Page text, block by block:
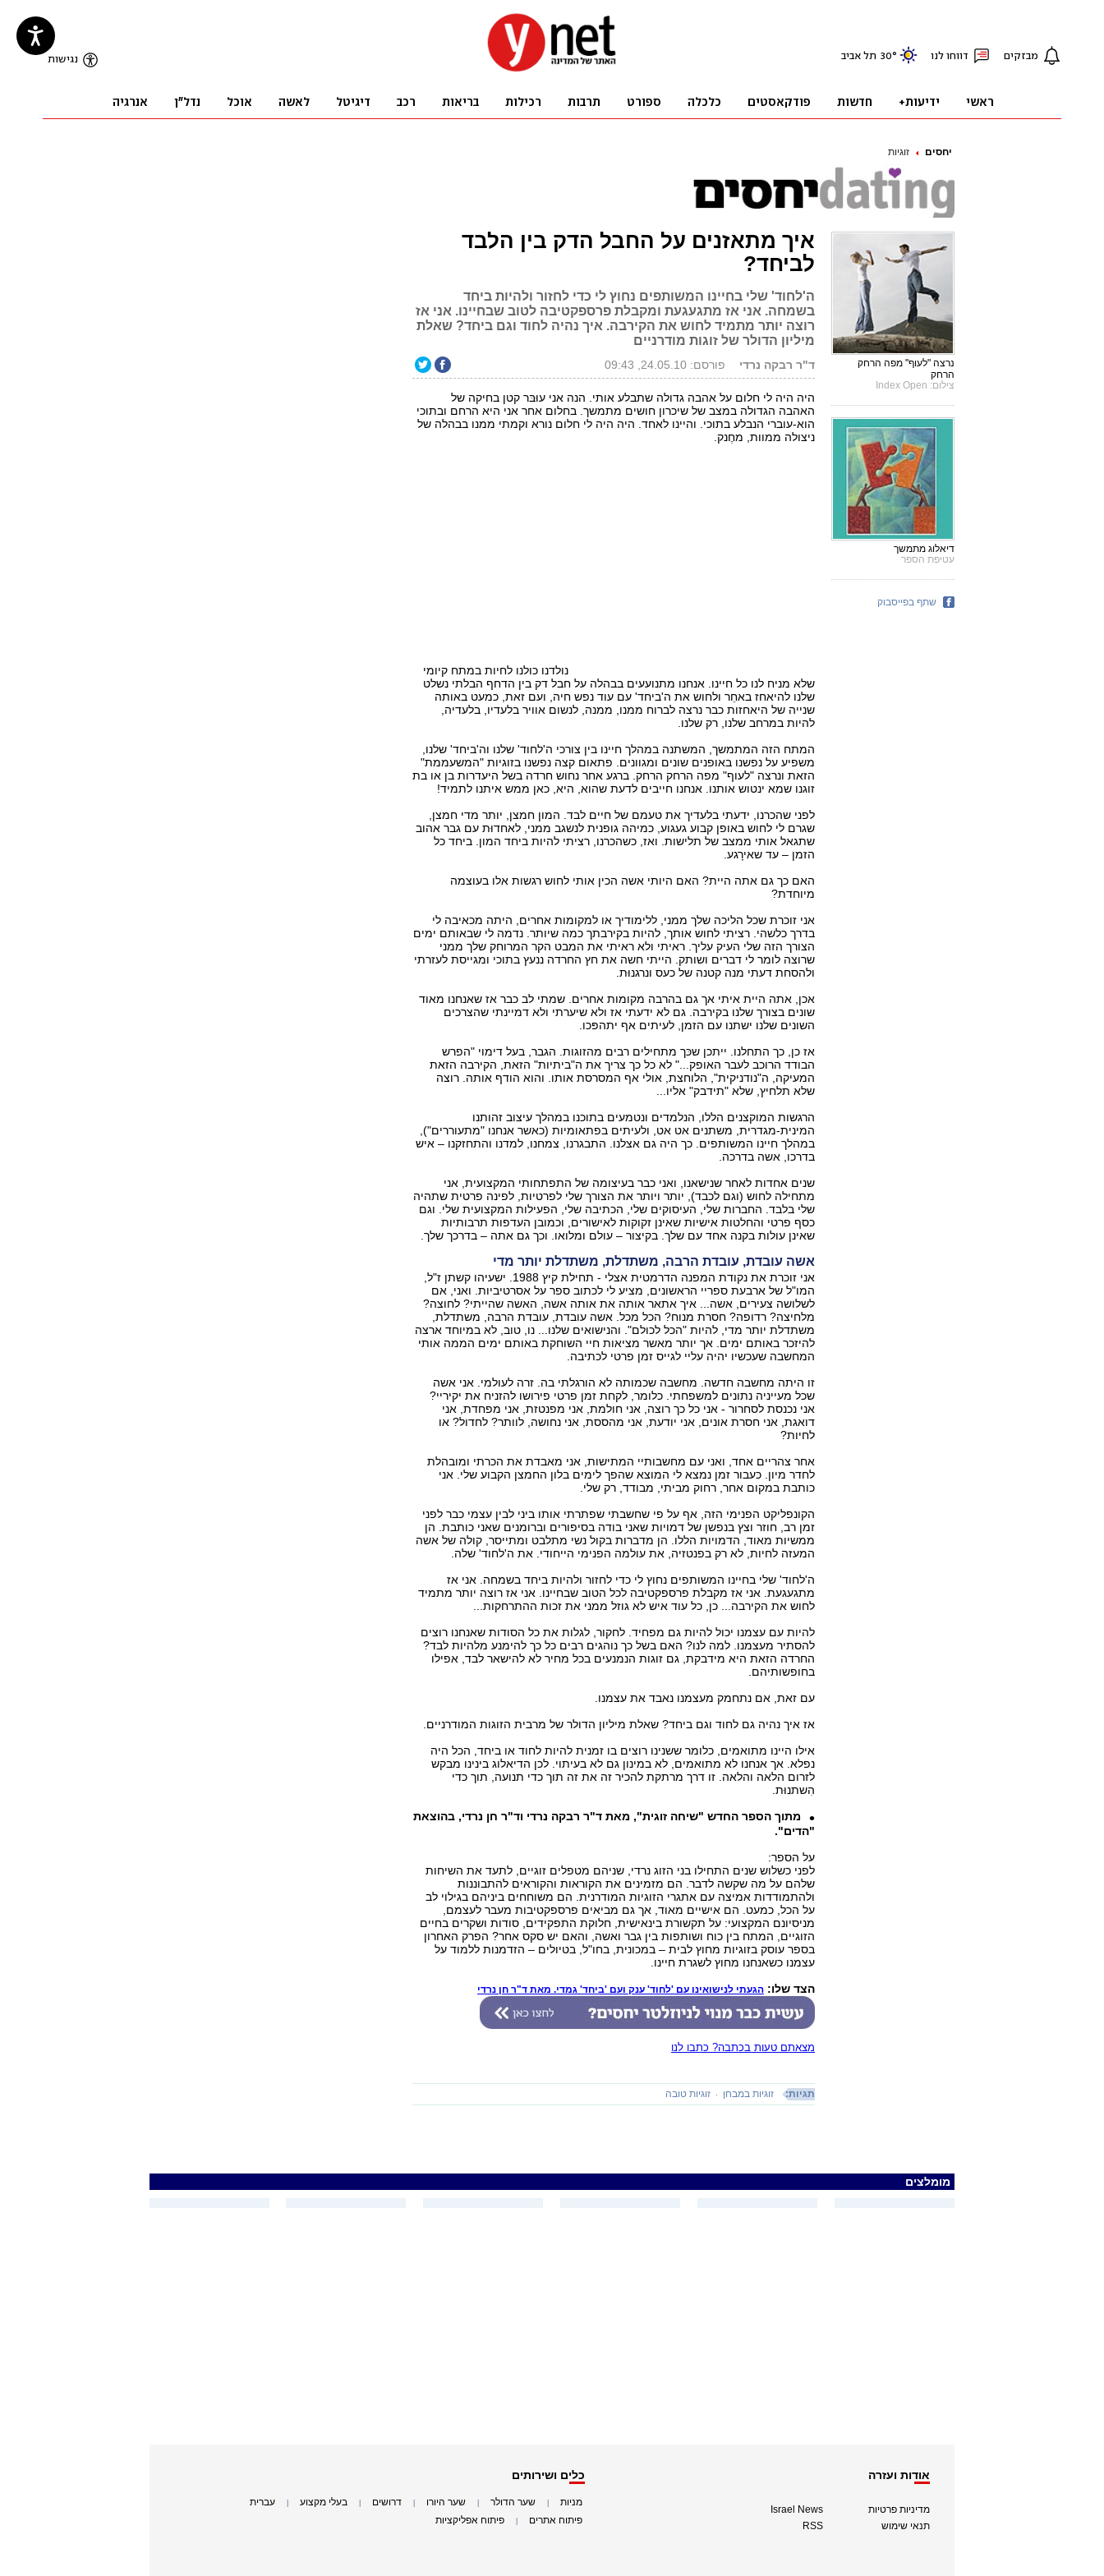
יחסים זוגיות
איך מתאזנים על החבל הדק בין הלבד
לביחד?
ה'לחוד' שלי בחיינו המשותפים נחוץ לי כדי לחזור ולהיות ביחד
בשמחה. אני אז מתגעגעת ומקבלת פרספקטיבה לטוב שבחיינו. אני אז
רוצה יותר מתמיד לחוש את הקירבה. איך נהיה לחוד וגם ביחד? שאלת
מיליון הדולר של זוגות מודרניים
ד"ר רבקה נרדי פורסם: 24.05.10, 09:43
היה היה לי חלום על אהבה גדולה שתבלע אותי. הנה אני עוּבּר קטן בחיקה של
האהבה הגדולה במצב של שיכרון חושים מתמשך. בחלום אחר אני היא הרחם ובתוכי
הוא-עוברי הנבלע בתוכי. והיינו לאחד. היה היה לי חלום נורא וקמתי ממנו בבהלה של
ניצולה ממוות, מחֶנק.
נולדנו כולנו לחיות במתח קיומי
שלא מניח לנו כל חיינו. אנחנו מתנועעים בבהלה על חבל דק בין הדחף הבלתי נשלט
שלנו להיאחז באחֵר ולחוש את ה'ביחד' עם עוד נפש חיה, ועם זאת, כמעט באותה
שנייה של היאחזות כבר נרצה לברוח ממנו, ממנה, לנשום אוויר בלעדיו, בלעדיה,
להיות במרחב שלנו, רק שלנו.
המתח הזה המתמשך, המשתנה במהלך חיינו בין צורכי ה'לחוד' שלנו וה'ביחד' שלנו,
משפיע על נפשנו באופנים שונים ומגוונים. פתאום קצה נפשנו בזוגיות "המשעממת"
הזאת ונרצה "לעוף" מפה הרחק הרחק. ברגע אחר נחוש חרדה בשל היעדרות בן או בת
זוגנו שמא ינטוש אותנו. אנחנו חייבים לדעת שהוא, היא, כאן ממש איתנו לתמיד!
לפני שהכרנו, ידעתי בלעדיך את טעמם של חיים לבד. המון חמצן, יותר מדי חמצן,
שגרם לי לחוש באופן קבוע געגוע, כמיהה גופנית לנשגב ממני, לאחדוּת עם גבר אהוב
שתגאל אותי ממצב של תלישות. ואז, כשהכרנו, רציתי להיות ביחד המון. ביחד כל
הזמן – עד שאירָגע.
האם כך גם אתה היית? האם היותי אשה הכין אותי לחוש רגשות אלו בעוצמה
מיוחדת?
אני זוכרת שכל הליכה שלך ממני, ללימודיך או למקומות אחרים, היתה מכאיבה לי
בדרך כלשהי. רציתי לחוש אותך, להיות בקירבתך כמה שיותר. נדמה לי שבאותם ימים
הצורך הזה שלי העיק עליך. ראיתי ולא ראיתי את המבט הקר המרוחק שלך ממני
שרוצה לומר לי דברים ושותק. הייתי חשה את חץ החרדה ננעץ בתוכי ומגייסת לעזרתי
ולהסחת דעתי מנה קטנה של כעס ונרגנוּת.
אכן, אתה היית איתי אך גם בהרבה מקומות אחרים. שמתי לב כבר אז שאנחנו מאוד
שונים בצורך שלנו בקירבה. גם לא ידעתי אז ולא שיערתי ולא דמיינתי שהצרכים
השונים שלנו ישתנו עם הזמן, לעיתים אף יתהפּכו.
אז כן, כך התחלנו. ייתכן שכּך מתחילים רבים מהזוגות. הגבר, בעל דימוי "הפרש
הבודד הרוכב לעבר האופק..." לא כל כך צריך את ה"ביתיות" הזאת, הקירבה הזאת
המעיקה, ה"נודניקית", הלוחצת, אולי אף המסרסת אותו. והוא הודף אותה. רוצה
שלא תלחיץ, שלא "תידבק" אליו...
הרגשות המוקצנים הללו, הנלמדים ונטמעים בתוכנו במהלך עיצוב זהותנו
המינית-מגדרית, משתנים אט אט, ולעיתים בפתאומיות (כאשר אנחנו "מתעוררים"),
במהלך חיינו המשותפים. כך היה גם אצלנו. התבגרנו, צמחנו, למדנו והתחזקנו – איש
בדרכו, אשה בדרכה.
שנים אחדות לאחר שנישאנו, ואני כבר בעיצומה של התפתחותי המקצועית, אני
מתחילה לחוש (וגם לכבד), יותר ויותר את הצורך שלי לפרטיות, לפינה פרטית שתהיה
שלי בלבד. החברות שלי, העיסוקים שלי, הכתיבה שלי, הפעילות המקצועית שלי. וגם
כסף פרטי והחלטות אישיות שאינן זקוקות לאישורים, וכמובן העדפות תרבותיות
שאינן עולות בקנה אחד עם שלך. בקיצור – עולם ומלואו. וכך גם אתה – בדרכך שלך.
אשה עובדת, עובדת הרבה, משתדלת, משתדלת יותר מדי
אני זוכרת את נקודת המפנה הדרמטית אצלי - תחילת קיץ 1988. ישעיהו קשתן ז"ל,
המו"ל של ארבעת ספריי הראשונים, מציע לי לכתוב ספר על אסרטיביות. ואני, אם
לשלושה צעירים, אשה... איך אתאר אותה את אותה אשה, האשה שהייתי? לחוצה?
מלחיצה? רדופה? חסרת מנוח? הכל מכל. אשה עובדת, עובדת הרבה, משתדלת,
משתדלת יותר מדי, להיות "הכל לכולם". והנישואים שלנו... נו, טוב, לא במיוחד ארצה
להיזכר באותם ימים. אך יותר מאשר מציאות חיי השוחקת באותם ימים הממה אותי
המחשבה שעכשיו יהיה עליי לגייס זמן פרטי לכתיבה.
זו היתה מחשבה חדשה. מחשבה שכמותה לא הורגלתי בה. זרה לעולמי. אני אשה
שכל מעייניה נתונים למשפחתי. כלומר, לקחת זמן פרטי פירושו להזניח את יקיריי?
אני נכנסת לסחרור - אני כל כך רוצה, אני חולמת, אני מפנטזת, אני מפחדת, אני
דואגת, אני חסרת אונים, אני יודעת, אני מהססת, אני נחושה, לוותר? לחדול? או
לחיות?
אחר צהריים אחד, ואני עם מחשבותיי המתישות, אני מאבדת את הכרתי ומובהלת
לחדר מיון. כעבור זמן נמצא לי המוצא שהפך לימים בלון החמצן הקבוע שלי. אני
כותבת במקום אחר, רחוק מביתי, מבודד, רק שלי.
הקונפליקט הפנימי הזה, אף על פי שחשבתי שפתרתי אותו ביני לבין עצמי כבר לפני
זמן רב, חוזר וצץ בנפשן של דמויות שאני בודה בסיפורים וברומנים שאני כותבת. הן
ממשיות מאוד, הדמויות הללו. הן מדברות בקול נשי מתלבט ומתייסר, קולה של אשה
המעזה לחיות, לא רק בפנטזיה, את עולמה הפנימי הייחודי. את ה'לחוד' שלה.
ה'לחוד' שלי בחיינו המשותפים נחוץ לי כדי לחזור ולהיות ביחד בשמחה. אני אז
מתגעגעת. אני אז מקבלת פרספקטיבה לכל הטוב שבחיינו. אני אז רוצה יותר מתמיד
לחוש את הקירבה... כן, כל עוד איש לא גוזל ממני את זכות ההתרחקות...
להיות עם עצמנו יכול להיות גם מפחיד. לחקור, לגלות את כל הסודות שאנחנו רוצים
להסתיר מעצמנו. למה לנו? האם בשל כך נוהגים רבים כל כך להימנע מלהיות לבד?
החרדה הזאת היא מידבקת, גם זוגות הנמנעים בכל מחיר לא להישאר לבד, אפילו
בחופשותיהם.
עם זאת, אם נתחמק מעצמנו נאבד את עצמנו.
אז איך נהיה גם לחוד וגם ביחד? שאלת מיליון הדולר של מרבית הזוגות המודרניים.
אילו היינו מתואמים, כלומר ששנינו רוצים בו זמנית להיות לחוד או ביחד, הכל היה
נפלא. אך אנחנו לא מתואמים, לא במינון גם לא בעיתוי. לכן הדיאלוג בינינו מבקש
לזרום הלאה והלאה. זו דרך מרתקת להכיר זה את זה תוך כדי תנועה, תוך כדי
הִשתנוּת.
מתוך הספר החדש "שיחה זוגית", מאת ד"ר רבקה נרדי וד"ר חן נרדי, בהוצאת
"הדים".
על הספר:
לפני כשלוש שנים התחילו בני הזוג נרדי, שניהם מטפלים זוגיים, לתעד את השיחות
שלהם על מה שקשה לדבר. הם מזמינים את הקוראות והקוראים להתבוננות
ולהתמודדות אמיצה עם אתגרי הזוגיות המודרנית. הם משוחחים ביניהם בגילוי לב
על הכל, כמעט. הם אישיים מאוד, אך גם מביאים פרספקטיבות מעבר לעצמם,
מניסיונם המקצועי: על תקשורת בינאישית, חלוקת התפקידים, סודות ושקרים בחיים
הזוגיים, המתח בין כוח ושותפות בין גבר ואשה, והאם יש סקס אחר? הפרק האחרון
בספר עוסק בזוגיות מחוץ לבית – במכונית, בחו"ל, בטיולים – הזדמנות ללמוד על
עצמנו כשאנחנו מחוץ לשגרת חיינו.
הצד שלו: הגעתי לנישואינו עם 'לחוד' ענק ועם 'ביחד' גמדי. מאת ד"ר חן נרדי
מצאתם טעות בכתבה? כתבו לנו
תגיות: זוגיות במבחן זוגיות טובה
נרצה "לעוף" מפה הרחק
הרחק
צילום: Index Open
דיאלוג מתמשך
עטיפת הספר
שתף בפייסבוק
מומלצים
אודות ועזרה
מדיניות פרטיות
תנאי שימוש
Israel News
RSS
כלים ושירותים
מניות שער הדולר שער היורו דרושים בעלי מקצוע עברית
פיתוח אתרים פיתוח אפליקציות